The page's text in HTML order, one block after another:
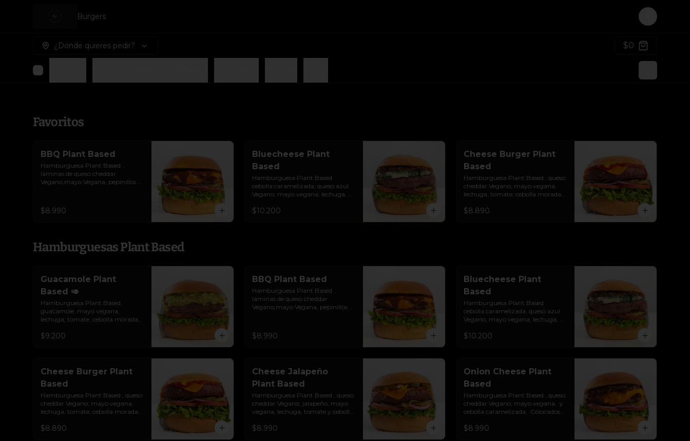
Burgers Login
¿Dónde quieres pedir? $0
Favoritos
BBQ Plant Based
Hamburguesa Plant Based  ,
láminas de queso cheddar
Vegano,mayo Vegana, pepinillos y
tostado.(No es libre de Gluten)
$8.990
Bluecheese Plant
Based
Hamburguesa Plant Based
cebolla caramelizada, queso azul
Vegano, mayo vegana, lechuga,
pepinillos. Colocados sobre un pan
$10.200
Cheese Burger Plant
Based
Hamburguesa Plant Based , queso
cheddar Vegano, mayo vegana,
lechuga, tomate, cebolla morada,
Colocados sobre un pan vegano
$8.890
Hamburguesas Plant Based
Guacamole Plant
Based 🥑
Hamburguesa Plant Based,
guacamole, mayo vegana,
lechuga, tomate, cebolla morada
pan vegano suave y ligeramente
$9.200
BBQ Plant Based
Hamburguesa Plant Based  ,
láminas de queso cheddar
Vegano,mayo Vegana, pepinillos y
tostado.(No es libre de Gluten)
$8.990
Bluecheese Plant
Based
Hamburguesa Plant Based
cebolla caramelizada, queso azul
Vegano, mayo vegana, lechuga,
pepinillos. Colocados sobre un pan
$10.200
Cheese Burger Plant
Based
Hamburguesa Plant Based , queso
cheddar Vegano, mayo vegana,
lechuga, tomate, cebolla morada,
Colocados sobre un pan vegano
$8.890
Cheese Jalapeño
Plant Based
Hamburguesa Plant Based , queso
cheddar Vegano, jalapeño, mayo
vegana, lechuga, tomate y cebolla
$8.990
Onion Cheese Plant
Based
Hamburguesa Plant Based , queso
cheddar Vegano, mayo vegana,  y
cebolla caramelizada,  Colocados
ligeramente tostado.(No es libre de
$8.990